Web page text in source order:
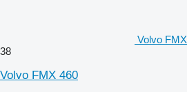
Volvo
38
Volvo FMX 460